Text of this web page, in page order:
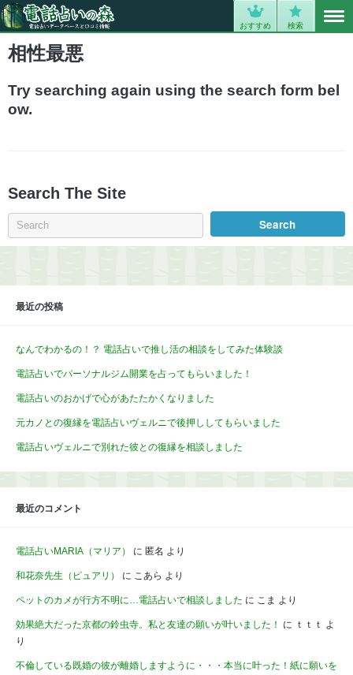
おすすめ 検索
相性最悪
Try searching again using the search form bel
ow.
Search The Site
最近の投稿
なんでわかるの！？ 電話占いで推し活の相談をしてみた体験談
電話占いでパーソナルジム開業を占ってもらいました！
電話占いのおかげで心があたたかくなりました
元カノとの復縁を電話占いヴェルニで後押ししてもらいました
電話占いヴェルニで別れた彼との復縁を相談しました
最近のコメント
電話占いMARIA（マリア） に 匿名 より
和花奈先生（ピュアリ） に こあら より
ペットのカメが行方不明に…電話占いで相談しました に こま より
効果絶大だった京都の鈴虫寺。私と友達の願いが叶いました！ に ｔｔｔ
よ
り
不倫している既婚の彼が離婚しますように・・・本当に叶った！紙に願いを